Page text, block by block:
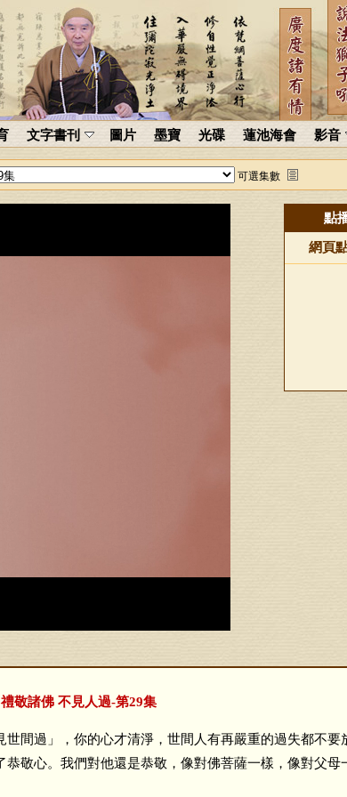
文字書刊 圖片 墨寶 光碟 蓮池海會 影音
可選集數
點
網頁
禮敬諸佛 不見人過-第29集
過」，你的心才清淨，世間人有再嚴重的過失都不要
敬心。我們對他還是恭敬，像對佛菩薩一樣，像對父母